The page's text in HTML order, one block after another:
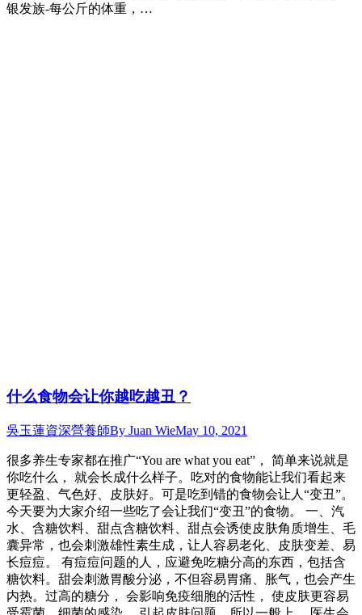
银发族-每公斤的体重，…
什么食物会让你越吃越丑？
吳玉蓮資深營養師By Juan WieMay 10, 2021
很多养生专家都在推广“You are what you eat”， 简单来说就是
你吃什么， 就会长成什么样子。吃对的食物能让我们看起来
更轻盈、气色好、皮肤好。可是吃到错的食物会让人“变丑”。
今天要为大家介绍一些吃了会让我们“变丑”的食物。 一、汽
水、含糖饮料、甜点含糖饮料、甜点会诱使皮肤角质增生、毛
囊异常，也会刺激雄性素生成，让人容易老化、皮肤变差、易
长痘痘。 有痘痘问题的人，应避免吃糖分高的东西，包括含
糖饮料。甜会刺激胃酸分泌，不但容易胃痛、胀气，也会产生
内热。过高的糖分， 会影响免疫细胞的活性， 使皮肤更容易